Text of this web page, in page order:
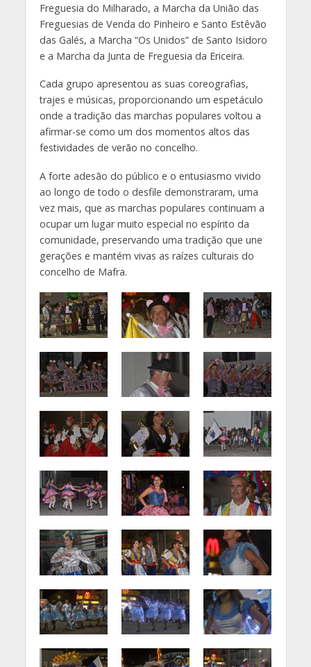
Freguesia do Milharado, a Marcha da União das
Freguesias de Venda do Pinheiro e Santo Estêvão
das Galés, a Marcha “Os Unidos” de Santo Isidoro
e a Marcha da Junta de Freguesia da Ericeira.
Cada grupo apresentou as suas coreografias,
trajes e músicas, proporcionando um espetáculo
onde a tradição das marchas populares voltou a
afirmar-se como um dos momentos altos das
festividades de verão no concelho.
A forte adesão do público e o entusiasmo vivido
ao longo de todo o desfile demonstraram, uma
vez mais, que as marchas populares continuam a
ocupar um lugar muito especial no espírito da
comunidade, preservando uma tradição que une
gerações e mantém vivas as raízes culturais do
concelho de Mafra.